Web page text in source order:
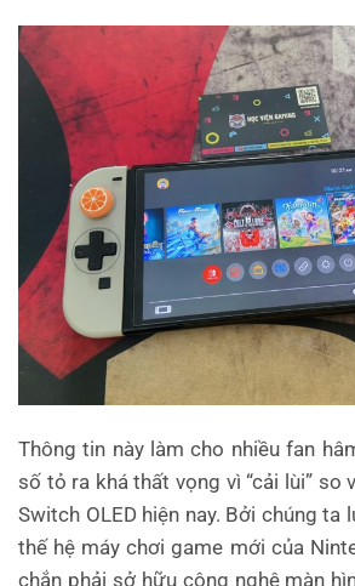
Thông tin này làm cho nhiều fan
số tỏ ra khá thất vọng vì “cải lùi” so
Switch OLED hiện nay. Bởi chúng ta
thế hệ máy chơi game mới của
chắn phải sở hữu công nghệ màn